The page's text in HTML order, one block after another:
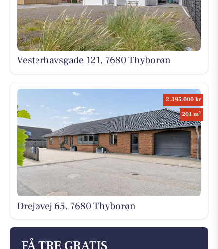
Vesterhavsgade 121, 7680 Thyborøn
2.395.000 kr
201 m2
Drejøvej 65, 7680 Thyborøn